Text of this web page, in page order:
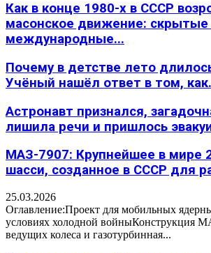
Как в конце 1980-х в СССР
масонское движение:
международные...
Почему в детстве лето
Учёный нашёл ответ в том,
Астронавт признался,
лишила речи и пришлось
МАЗ-7907: Крупнейшее в мире
шасси, созданное в СССР для
25.03.2026
Оглавление:Проект для мобильных
условиях холодной войныКонструкция
ведущих колеса и газотурбинная...